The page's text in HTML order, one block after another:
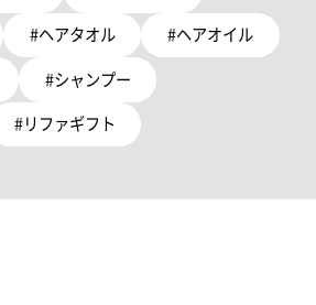
#ヘアタオル #ヘアオイル
#シャンプー
#リファギフト